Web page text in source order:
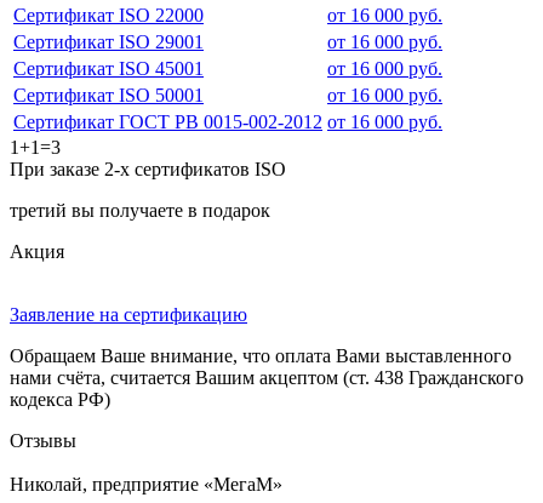
Сертификат ISO 22000
от 16 000 руб.
Сертификат ISO 29001
от 16 000 руб.
Сертификат ISO 45001
от 16 000 руб.
Сертификат ISO 50001
от 16 000 руб.
Сертификат ГОСТ РВ 0015-002-2012 от 16 000 руб.
1+1=3
При заказе 2-х сертификатов ISO
третий вы получаете в подарок
Акция
Заявление на сертификацию
Обращаем Ваше внимание, что оплата Вами выставленного
нами счёта, считается Вашим акцептом (ст. 438 Гражданского
кодекса РФ)
Отзывы
Николай, предприятие «МегаМ»